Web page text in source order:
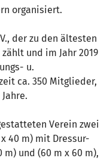
organisiert.
der zu den ältesten
und im Jahr 2019
u.
ca. 350 Mitglieder,
Verein zwei
40 m) mit Dressur-
und (60 m x 60 m),